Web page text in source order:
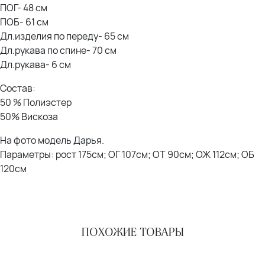
ПОГ- 48 см
ПОБ- 61 см
Дл.изделия по переду- 65 см
Дл.рукава по спине- 70 см
Дл.рукава- 6 см
Состав:
50 % Полиэстер
50% Вискоза
На фото модель Дарья.
Параметры: рост 175см; ОГ 107см; ОТ 90см; ОЖ 112см; ОБ
120см
ПОХОЖИЕ ТОВАРЫ